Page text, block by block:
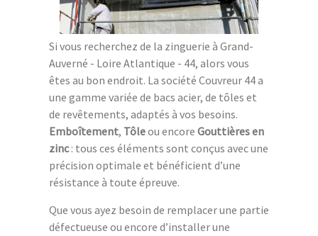
Si vous recherchez de la zinguerie à Grand-
Auverné - Loire Atlantique - 44, alors vous
êtes au bon endroit. La société Couvreur 44 a
une gamme variée de bacs acier, de tôles et
de revêtements, adaptés à vos besoins.
Emboîtement, Tôleou encore Gouttières en
zinc: tous ces éléments sont conçus avec une
précision optimale et bénéficient d’une
résistance à toute épreuve.
Que vous ayez besoin de remplacer une partie
défectueuse ou encore d’installer une